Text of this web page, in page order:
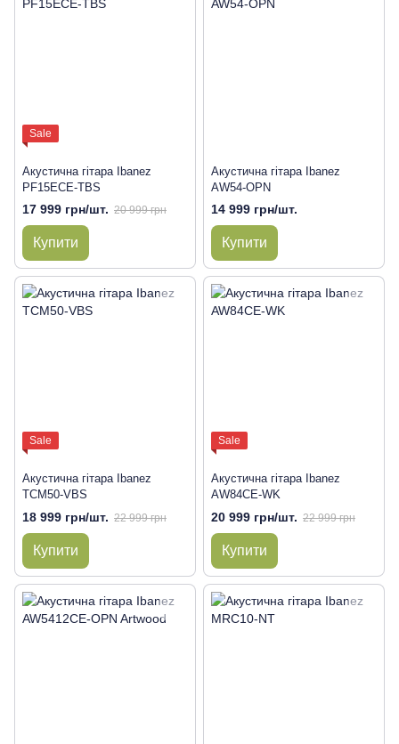
Sale
Акустична гітара Ibanez
PF15ECE-TBS
17 999 грн/шт. 20 999 грн
Купити
Акустична гітара Ibanez
AW54-OPN
14 999 грн/шт.
Купити
Sale
Акустична гітара Ibanez
TCM50-VBS
18 999 грн/шт. 22 999 грн
Купити
Sale
Акустична гітара Ibanez
AW84CE-WK
20 999 грн/шт. 22 999 грн
Купити